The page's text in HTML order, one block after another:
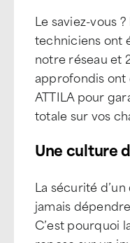
Le saviez-vous
techniciens ont
notre réseau et
approfondis ont
ATTILA pour
totale sur vos
Une culture
La sécurité
jamais
C’est pourquoi